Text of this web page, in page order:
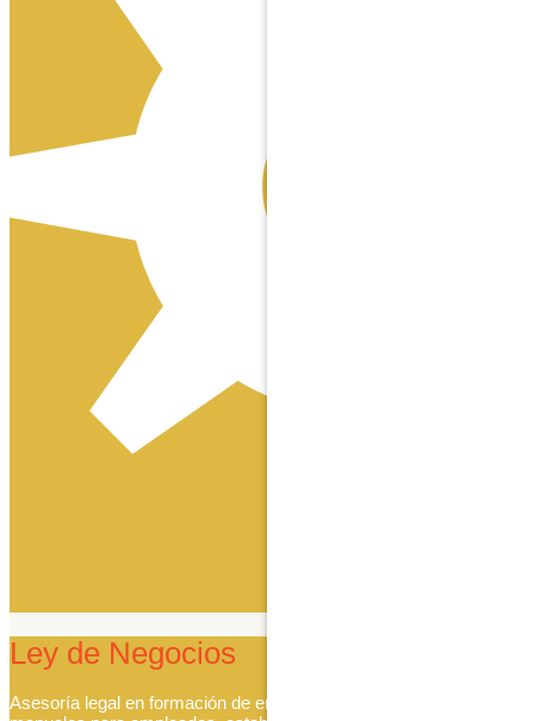
Ley de Negocios
Asesoría legal en formación de empresas, creación de